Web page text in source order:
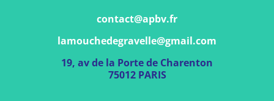
contact@apbv.fr
lamouchedegravelle@gmail.com
19, av de la Porte de Charenton
75012 PARIS